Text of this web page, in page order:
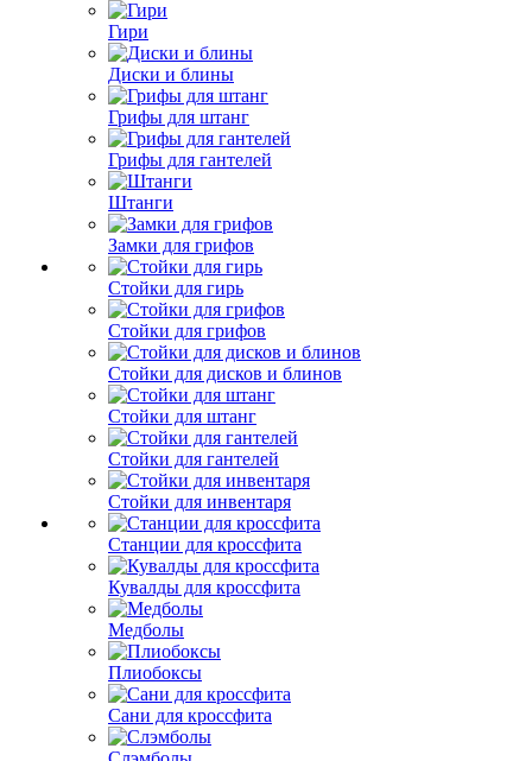
Гири
Диски и блины
Грифы для штанг
Грифы для гантелей
Штанги
Замки для грифов
Стойки для гирь
Стойки для грифов
Стойки для дисков и блинов
Стойки для штанг
Стойки для гантелей
Стойки для инвентаря
Станции для кроссфита
Кувалды для кроссфита
Медболы
Плиобоксы
Сани для кроссфита